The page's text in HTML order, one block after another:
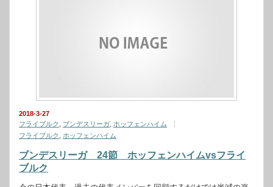
2018-3-27
フライブルク
ブンデスリーガ ホッフェンハイム
フライブルク
ホッフェンハイム
ブンデスリーガ 24節 ホッフェンハイムvsフライ
ブルク